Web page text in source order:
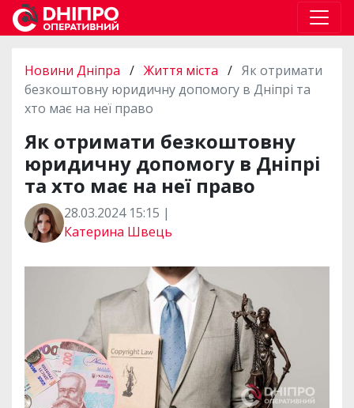
Новини Дніпра / Життя міста / Як отримати
безкоштовну юридичну допомогу в Дніпрі та
хто має на неї право
Як отримати безкоштовну
юридичну допомогу в Дніпрі
та хто має на неї право
28.03.2024 15:15 |
Катерина Швець